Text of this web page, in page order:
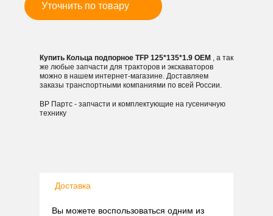
Уточнить по товару
Купить Кольца подпорное TFP 125*135*1.9 OEM , а так
же любые запчасти для тракторов и экскаваторов
можно в нашем интернет-магазине. Доставляем
заказы транспортными компаниями по всей России.
ВР Партс - запчасти и комплектующие на гусеничную
технику
Доставка
Вы можете воспользоваться одним из